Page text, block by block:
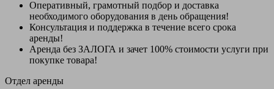
Оперативный, грамотный подбор и доставка
необходимого оборудования в день обращения!
Консультация и поддержка в течение всего срока
аренды!
Аренда без ЗАЛОГА и зачет 100% стоимости услуги при
покупке товара!
Отдел аренды